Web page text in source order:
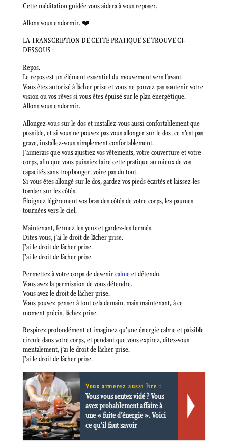
Cette méditation guidée vous aidera à vous reposer.
Allons vous endormir. ❤️
LA TRANSCRIPTION DE CETTE PRATIQUE SE TROUVE CI-
DESSOUS :
Repos.
Le repos est un élément essentiel du mouvement vers l’avant.
Vous êtes autorisé à lâcher prise et vous ne pouvez pas soutenir votre
vision ou vos rêves si vous êtes épuisé sur le plan énergétique.
Allons vous endormir.
Allongez-vous sur le dos et installez-vous aussi confortablement que
possible, et si vous ne pouvez pas vous allonger sur le dos, ce n’est pas
grave, installez-vous simplement confortablement.
J’aimerais que vous ajustiez vos vêtements, votre couverture et votre
corps, afin que vous puissiez faire cette pratique au mieux de vos
capacités sans trop bouger, voire pas du tout.
Si vous êtes allongé sur le dos, gardez vos pieds écartés et laissez-les
tomber sur les côtés.
Éloignez légèrement vos bras des côtés de votre corps, les paumes
tournées vers le ciel.
Maintenant, fermez les yeux et gardez-les fermés.
Dites-vous, j’ai le droit de lâcher prise.
J’ai le droit de lâcher prise.
J’ai le droit de lâcher prise.
Permettez à votre corps de devenircalmeet détendu.
Vous avez la permission de vous détendre.
Vous avez le droit de lâcher prise.
Vous pouvez penser à tout cela demain, mais maintenant, à ce
moment précis, lâchez prise.
Respirez profondément et imaginez qu’une énergie calme et paisible
circule dans votre corps, et pendant que vous expirez, dites-vous
mentalement, j’ai le droit de lâcher prise.
J’ai le droit de lâcher prise.
Vous aimerez aussi lire :
Vous vous sentez vidé ? Vous
avez probablement affaire à
une « fuite d’énergie ». Voici
ce qu’il faut savoir